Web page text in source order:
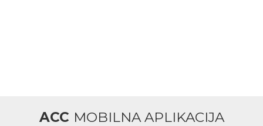
ACC MOBILNA APLIKACIJA